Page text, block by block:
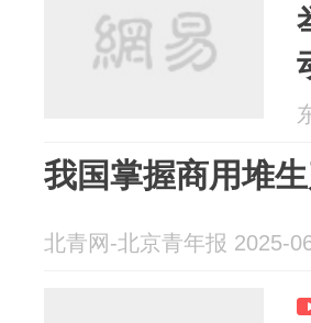
我国掌握商用堆
北青网-北京青年报 2025-